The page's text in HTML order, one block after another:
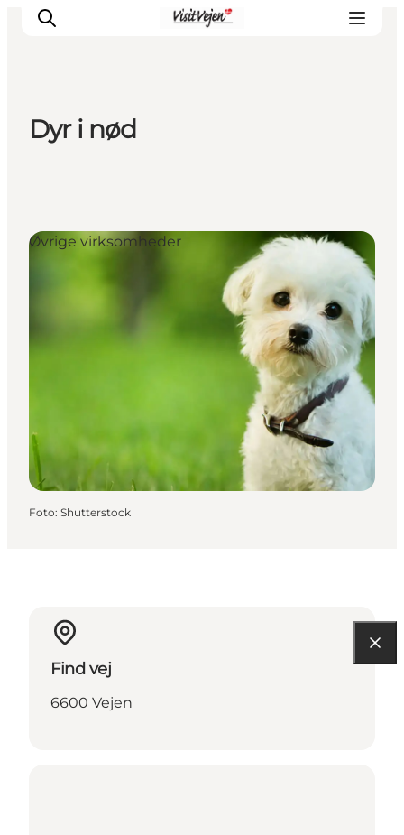
Se og oplev
Byer
Dyr i nød
Øvrige virksomheder
Foto: Shutterstock
Find vej
6600 Vejen